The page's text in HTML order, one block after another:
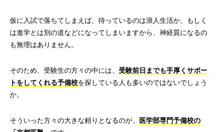
仮に入試で落ちてしまえば、待っているのは浪人生活か、もしく
は進学とは別の道などになってしまいますから、神経質になるの
も無理はありません。
そのため、受験生の方々の中には、 受験前日までも手厚くサポー
トをしてくれる予備校を探している人も多いのではないでしょう
か。
そういった方々の大きな頼りとなるのが、
医学部専門予備校の